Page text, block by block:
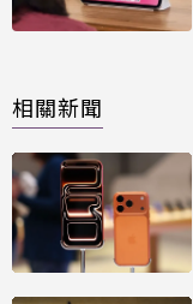
相關新聞